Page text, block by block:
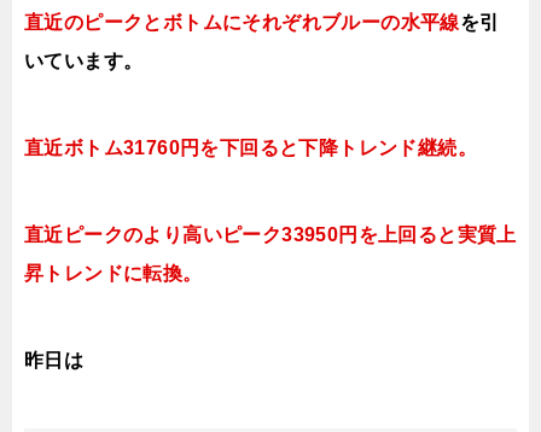
直近のピークとボトムにそれぞれブルーの水平線を引
いています。
直近ボトム31760円を下回ると下降トレンド継続。
直近ピークのより高いピーク33950円を上回ると実質上
昇トレンドに転換。
昨日は